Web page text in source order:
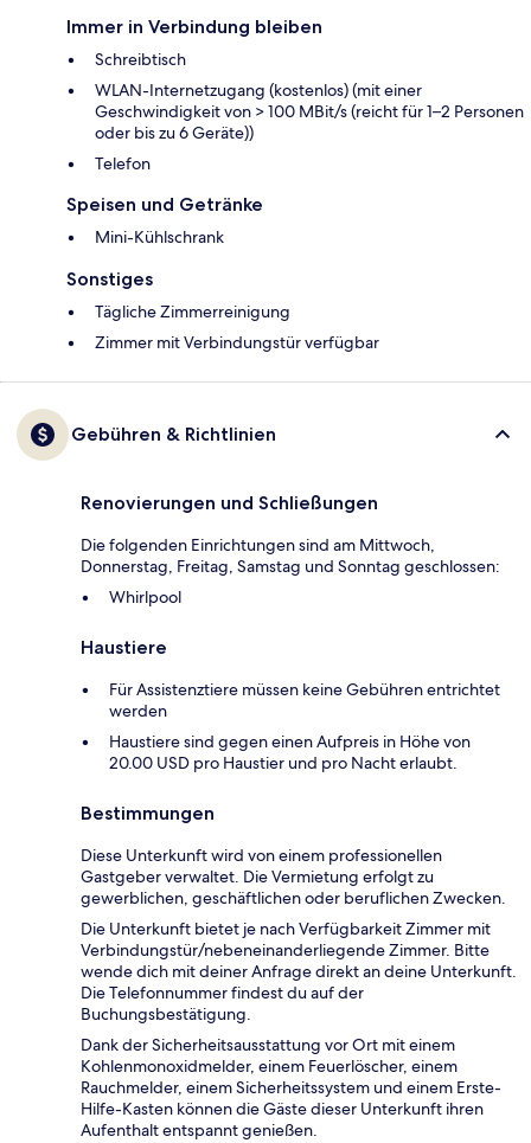
Immer in Verbindung bleiben
Schreibtisch
WLAN-Internetzugang (kostenlos) (mit einer
Geschwindigkeit von > 100 MBit/s (reicht für 1–2 Personen
oder bis zu 6 Geräte))
Telefon
Speisen und Getränke
Mini-Kühlschrank
Sonstiges
Tägliche Zimmerreinigung
Zimmer mit Verbindungstür verfügbar
Gebühren & Richtlinien
Renovierungen und Schließungen
Die folgenden Einrichtungen sind am Mittwoch,
Donnerstag, Freitag, Samstag und Sonntag geschlossen:
Whirlpool
Haustiere
Für Assistenztiere müssen keine Gebühren entrichtet
werden
Haustiere sind gegen einen Aufpreis in Höhe von
20.00 USD pro Haustier und pro Nacht erlaubt.
Bestimmungen
Diese Unterkunft wird von einem professionellen
Gastgeber verwaltet. Die Vermietung erfolgt zu
gewerblichen, geschäftlichen oder beruflichen Zwecken.
Die Unterkunft bietet je nach Verfügbarkeit Zimmer mit
Verbindungstür/nebeneinanderliegende Zimmer. Bitte
wende dich mit deiner Anfrage direkt an deine Unterkunft.
Die Telefonnummer findest du auf der
Buchungsbestätigung.
Dank der Sicherheitsausstattung vor Ort mit einem
Kohlenmonoxidmelder, einem Feuerlöscher, einem
Rauchmelder, einem Sicherheitssystem und einem Erste-
Hilfe-Kasten können die Gäste dieser Unterkunft ihren
Aufenthalt entspannt genießen.